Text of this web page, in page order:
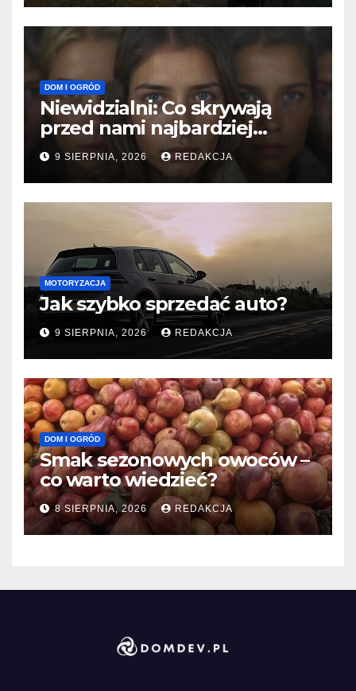
DOM I OGRÓD
Niewidzialni: Co skrywają
przed nami najbardziej
tajemnicze grupy?
9 SIERPNIA, 2026 REDAKCJA
MOTORYZACJA
Jak szybko sprzedać auto?
9 SIERPNIA, 2026 REDAKCJA
DOM I OGRÓD
Smak sezonowych owoców –
co warto wiedzieć?
8 SIERPNIA, 2026 REDAKCJA